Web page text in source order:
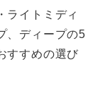
ライトミディ
、ディープの5
すすめの選び